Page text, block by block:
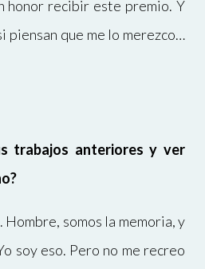
honor recibir este premio. Y
piensan que me lo merezco…
trabajos anteriores y ver
somos la memoria, y
soy eso. Pero no me recreo